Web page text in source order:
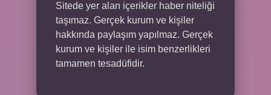
Sitede yer alan içerikler haber niteliği
taşımaz. Gerçek kurum ve kişiler
hakkında paylaşım yapılmaz. Gerçek
kurum ve kişiler ile isim benzerlikleri
tamamen tesadüfidir.